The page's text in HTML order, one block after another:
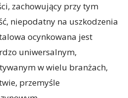
zachowujący przy tym
niepodatny na uszkodzenia
ocynkowana jest
uniwersalnym,
w wielu branżach,
przemyśle